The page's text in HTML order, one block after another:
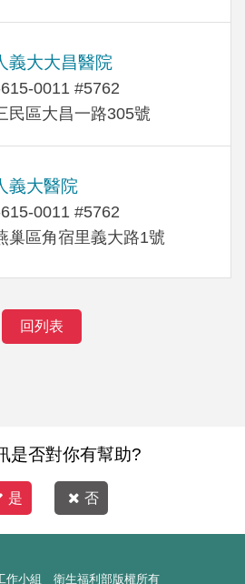
義大大昌醫院
0011 #5762
民區大昌一路305號
義大醫院
0011 #5762
巢區角宿里義大路1號
回列表
是否對你有幫助?
是 否
作小組 衛生福利部版權所有